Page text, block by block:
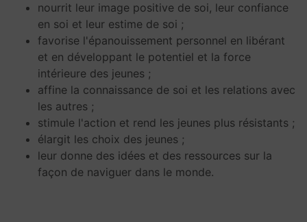
nourrit leur image positive de soi, leur confiance
en soi et leur estime de soi ;
favorise l'épanouissement personnel en libérant
et en développant le potentiel et la force
intérieure des jeunes ;
affine la connaissance de soi et les relations avec
les autres ;
stimule l'action et rend les jeunes plus résistants ;
élargit les choix des jeunes ;
leur donne des idées et des ressources sur la
façon de naviguer dans le monde.